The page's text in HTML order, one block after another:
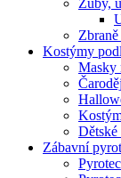
Kostýmy
Masky
Zábavní